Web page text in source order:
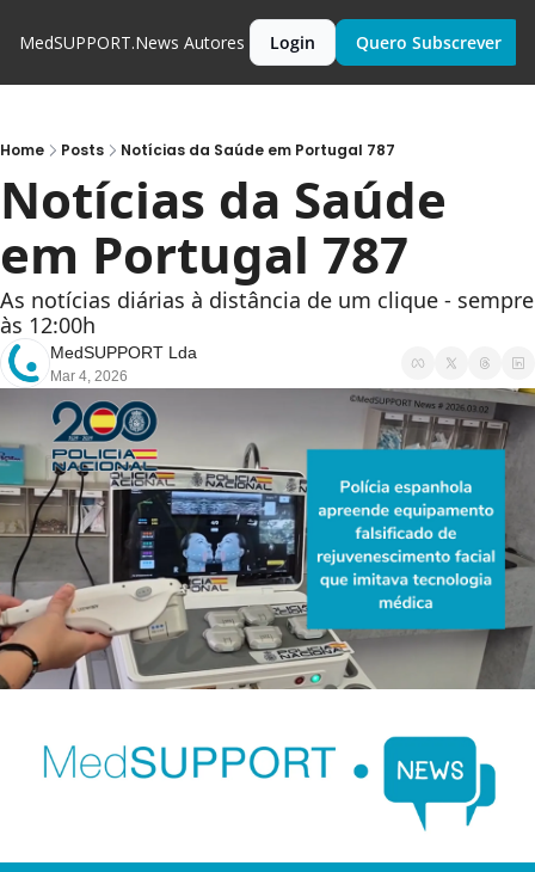
MedSUPPORT.News Autores Login Quero Subscrever
Home Posts Notícias da Saúde em Portugal 787
Notícias da Saúde
em Portugal 787
As notícias diárias à distância de um clique - sempre
às 12:00h
MedSUPPORT Lda
Mar 4, 2026